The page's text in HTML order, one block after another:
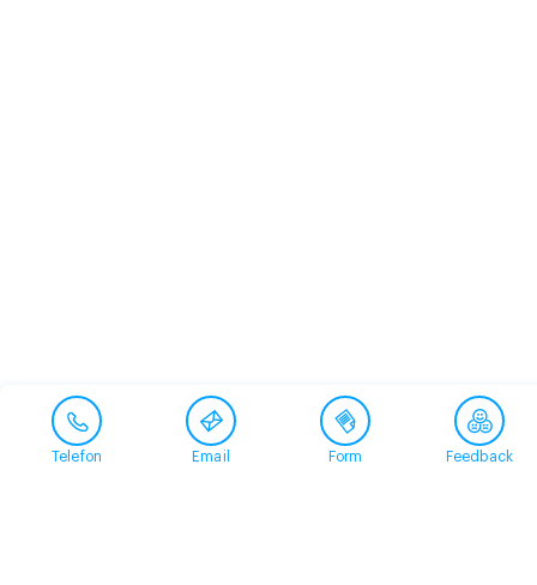
Telefon Email Form Feedback